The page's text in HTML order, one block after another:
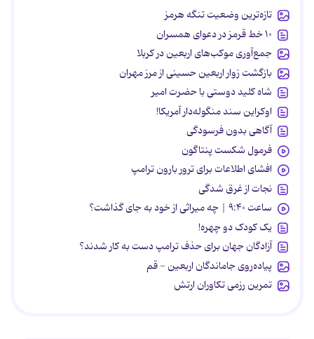
تازه‌ترین وضعیت تنگه هرمز
۱۰ خط قرمز در دعوای همسران
جمع‌آوری موکب‌های اربعین در کربلا
بازگشت زوار اربعین حسینی از مرز مهران
شاه کلید دوستی با حضرت امیر
اوکراین سند منگوله‌دار آمریکا!
آگاهی بدون فرسودگی
فرمول شکست پنتاگون
افشای اطلاعات برای ترور بارون ترامپ
نجات از غرق شدگی
ساعت ۹:۴۰ | چه میراثی از خود به جای گذاشت؟
یک کودک دو چهره!
آزادگان جهان برای حذف ترامپ دست به کار شدند؟
پیاده‌روی جاماندگان اربعین - قم
تمرین رزمی تکاوران ارتش